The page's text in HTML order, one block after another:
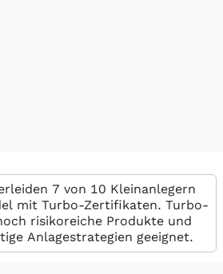
7 von 10 Kleinanlegern
mit Turbo-Zertifikaten. Turbo-
risikoreiche Produkte und
Anlagestrategien geeignet.